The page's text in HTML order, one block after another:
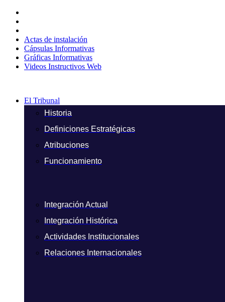
contenido
Actas de instalación
Cápsulas Informativas
Gráficas Informativas
Videos Instructivos Web
El Tribunal
Historia
Definiciones Estratégicas
Atribuciones
Funcionamiento
Integración Actual
Integración Histórica
Actividades Institucionales
Relaciones Internacionales